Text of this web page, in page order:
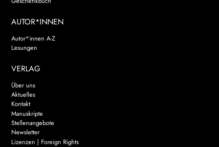
AUTOR*INNEN
Autor*innen A-Z
Lesungen
VERLAG
Über uns
Aktuelles
Kontakt
Manuskripte
Stellenangebote
Newsletter
Lizenzen | Foreign Rights